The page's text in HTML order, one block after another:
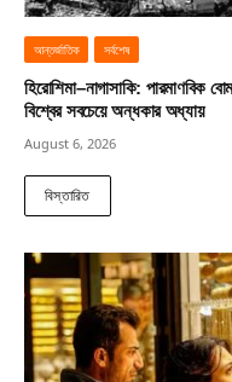
আন্তর্জাতিক সর্বশেষ
হিরোশিমা–নাগাসাকি: পারমাণবিক
বিশ্বের সবচেয়ে অন্ধকার অধ্যায়
August 6, 2026
বিস্তারিত